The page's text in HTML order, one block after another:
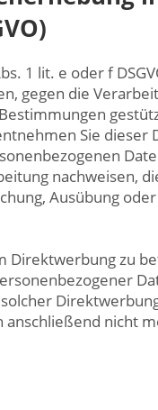
1 lit. e oder f
gegen die
Sie dieser
nachweisen,
Ausübung
zu
nicht